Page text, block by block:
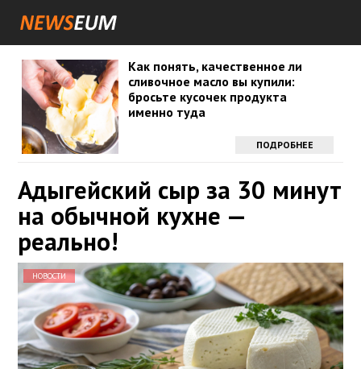
Как понять, качественное ли
сливочное масло вы купили:
бросьте кусочек продукта
именно туда
ПОДРОБНЕЕ
Адыгейский сыр за 30 минут
на обычной кухне —
реально!
НОВОСТИ